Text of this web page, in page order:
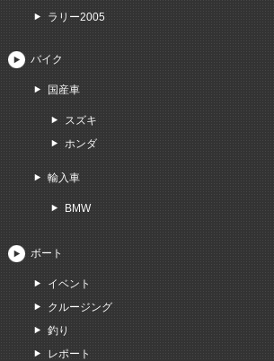
ラリー2005
バイク
国産車
スズキ
ホンダ
輸入車
BMW
ボート
イベント
クルージング
釣り
レポート